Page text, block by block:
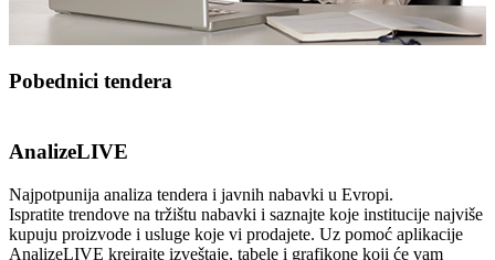
Pobednici tendera
poslovnu saradnju ili budite podizvođač. Pobednici tendera je
ključna usluga koja kompanijama omogućava da pronađu nove
međunarodnim tržištima.
Ne dozvolite da konkurencija vešto koristi pogodnosti usluge
AnalizeLIVE
Najpotpunija analiza tendera i javnih nabavki u Evropi.
Ispratite trendove na tržištu nabavki i saznajte koje institucije najviše
kupuju proizvode i usluge koje vi prodajete. Uz pomoć aplikacije
AnalizeLIVE kreirajte izveštaje, tabele i grafikone koji će vam